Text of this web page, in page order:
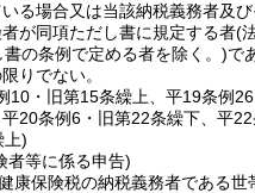
る場合又は当該納税義務者及
が同項ただし書に規定する者(
の条例で定める者を除く。)で
りでない。
10・旧第15条繰上、平19条例
20条例6・旧第22条繰下、平
上)
者等に係る申告)
康保険税の納税義務者である世